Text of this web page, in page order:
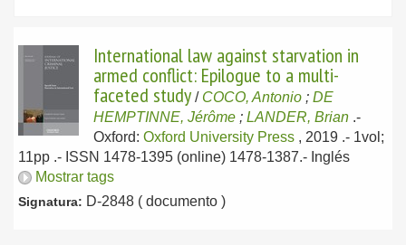
International law against starvation in
armed conflict: Epilogue to a multi-
faceted study / COCO, Antonio ; DE
HEMPTINNE, Jérôme ; LANDER, Brian .-
Oxford: Oxford University Press , 2019 .- 1vol;
11pp .- ISSN 1478-1395 (online) 1478-1387.- Inglés
Mostrar tags
Signatura: D-2848 ( documento )